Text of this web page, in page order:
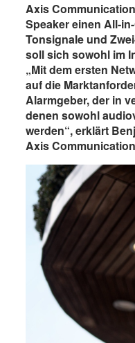
Axis
Speaker einen All-
Tonsignale und
soll sich sowohl im
„Mit dem ersten
auf die
Alarmgeber, der in
denen sowohl
werden“, erklärt
Axis